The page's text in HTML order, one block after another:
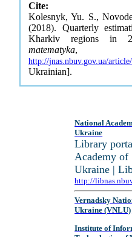
Cite:
Kolesnyk, Yu. S.,
(2018). Quarterly
Kharkiv regions in
matematyka, 2,
http://jnas.nbuv.gov.ua/
Ukrainian].
National
Ukraine
Library
Academy of
Ukraine |
http://
Vernadsky
Ukraine (VNLU)
Institute of